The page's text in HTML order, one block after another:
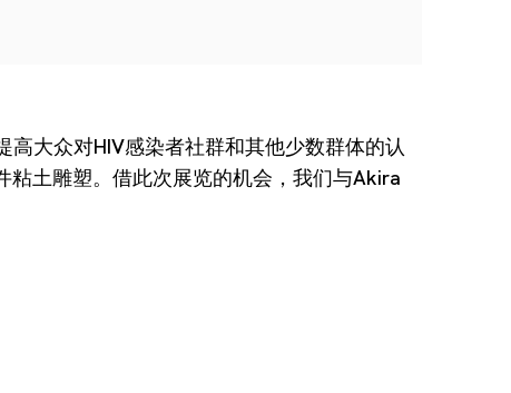
大众对HIV感染者社群和其他少数群体的认
土雕塑。借此次展览的机会，我们与Akira